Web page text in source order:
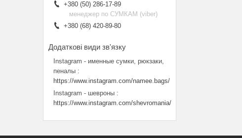
+380 (50) 286-17-89
менеджер по СУМКАМ (viber)
+380 (68) 420-89-80
Instagram - именные сумки, рюкзаки,
пеналы
https://www.instagram.com/namee.bags/
Instagram - шевроны
https://www.instagram.com/shevromania/